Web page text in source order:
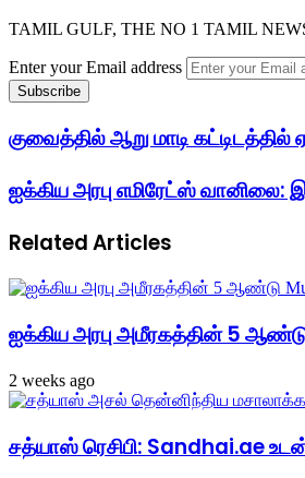
TAMIL GULF, THE NO 1 TAMIL
Enter your Email address
குவைத்தில் ஆறு மாடி கட்டிடத்தில்
ஐக்கிய அரபு எமிரேட்ஸ் வானிலை:
Related Articles
ஐக்கிய அரபு அமீரகத்தின் 5
2 weeks ago
சத்யாஸ் ரெசிபி: Sandhai.ae